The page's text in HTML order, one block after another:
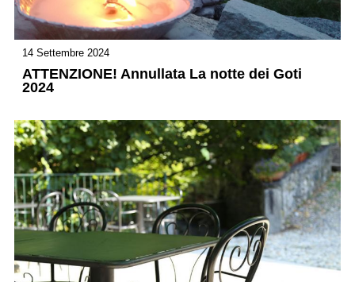
14 Settembre 2024
ATTENZIONE! Annullata La notte dei Goti
2024